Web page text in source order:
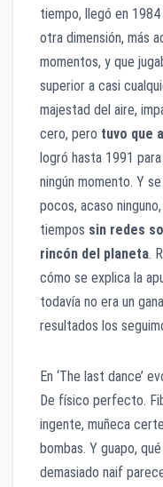
tiempo, llegó en
otra dimensión, más
momentos, y que
superior a casi
majestad del aire,
cero, pero tuvo que
logró hasta 1991
ningún momento. Y
pocos, acaso
tiempos sin redes
rincón del planeta.
cómo se explica la
todavía no era un
resultados los
En ‘The last dance’
De físico perfecto.
ingente, muñeca
bombas. Y guapo,
demasiado naif